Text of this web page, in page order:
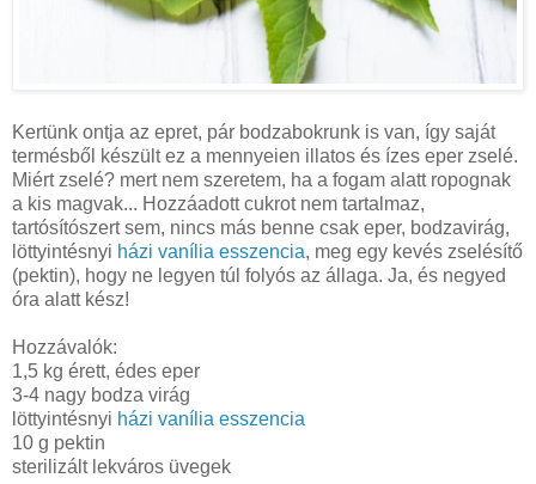
Kertünk ontja az epret, pár bodzabokrunk is van, így saját
termésből készült ez a mennyeien illatos és ízes eper zselé.
Miért zselé? mert nem szeretem, ha a fogam alatt ropognak
a kis magvak... Hozzáadott cukrot nem tartalmaz,
tartósítószert sem, nincs más benne csak eper, bodzavirág,
löttyintésnyi házi vanília esszencia, meg egy kevés zselésítő
(pektin), hogy ne legyen túl folyós az állaga. Ja, és negyed
óra alatt kész!
Hozzávalók:
1,5 kg érett, édes eper
3-4 nagy bodza virág
löttyintésnyi házi vanília esszencia
10 g pektin
sterilizált lekváros üvegek